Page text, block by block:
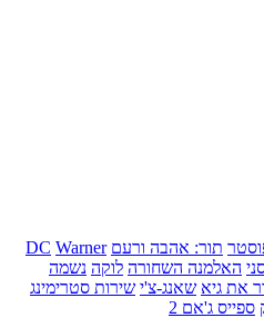
תור: אהבה ורעם DC Warner
האלמנה השחורה לוקה נשמה
את גיא שאנג-צ'י שירות סטרימינג
ספייס ג'אם 2